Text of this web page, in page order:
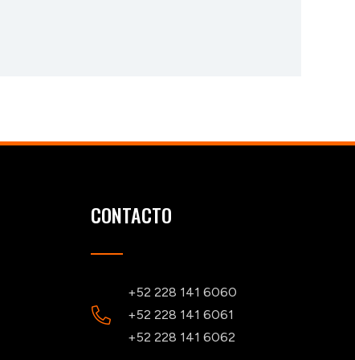
CONTACTO
+52 228 141 6060
+52 228 141 6061
+52 228 141 6062